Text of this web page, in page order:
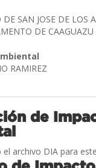
SAN JOSE DE LOS
DE CAAGUAZU
RAMIREZ
de
archivo DIA para